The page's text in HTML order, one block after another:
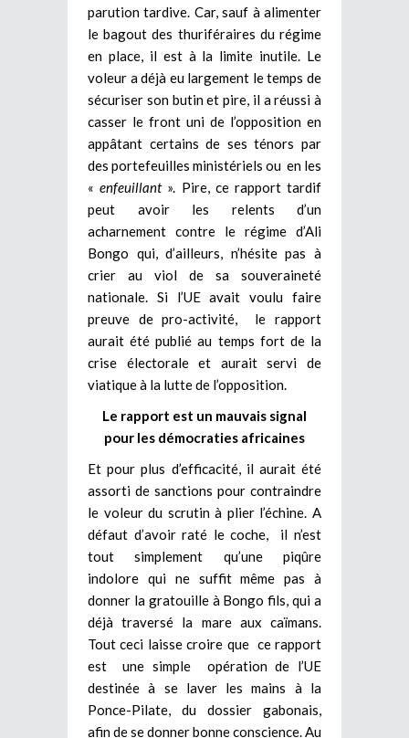
parution tardive. Car, sauf à alimenter
le bagout des thuriféraires du régime
en place, il est à la limite inutile. Le
voleur a déjà eu largement le temps de
sécuriser son butin et pire, il a réussi à
casser le front uni de l’opposition en
appâtant certains de ses ténors par
des portefeuilles ministériels ou en les
«enfeuillant». Pire, ce rapport tardif
peut avoir les relents d’un
acharnement contre le régime d’Ali
Bongo qui, d’ailleurs, n’hésite pas à
crier au viol de sa souveraineté
nationale. Si l’UE avait voulu faire
preuve de pro-activité, le rapport
aurait été publié au temps fort de la
crise électorale et aurait servi de
viatique à la lutte de l’opposition.
Le rapport est un mauvais signal
pour les démocraties africaines
Et pour plus d’efficacité, il aurait été
assorti de sanctions pour contraindre
le voleur du scrutin à plier l’échine. A
défaut d’avoir raté le coche, il n’est
tout simplement qu’une piqûre
indolore qui ne suffit même pas à
donner la gratouille à Bongo fils, qui a
déjà traversé la mare aux caïmans.
Tout ceci laisse croire que ce rapport
est une simple opération de l’UE
destinée à se laver les mains à la
Ponce-Pilate, du dossier gabonais,
afin de se donner bonne conscience. Au